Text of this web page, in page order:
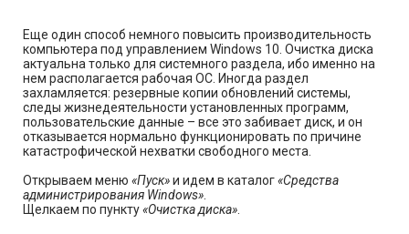
Еще один способ немного повысить производительность
компьютера под управлением Windows 10. Очистка диска
актуальна только для системного раздела, ибо именно на
нем располагается рабочая ОС. Иногда раздел
захламляется: резервные копии обновлений системы,
следы жизнедеятельности установленных программ,
пользовательские данные – все это забивает диск, и он
отказывается нормально функционировать по причине
катастрофической нехватки свободного места.
Открываем меню «Пуск»и идем в каталог«Средства
администрирования Windows»
Щелкаем по пункту«Очистка диска»